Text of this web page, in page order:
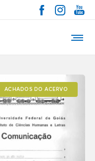
ACHADOS DO ACERVO